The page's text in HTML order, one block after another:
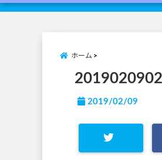
ホーム
2019020902
2019/02/09